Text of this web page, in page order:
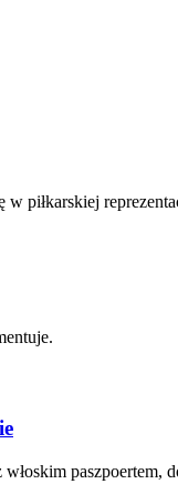
w piłkarskiej
paszpoertem,